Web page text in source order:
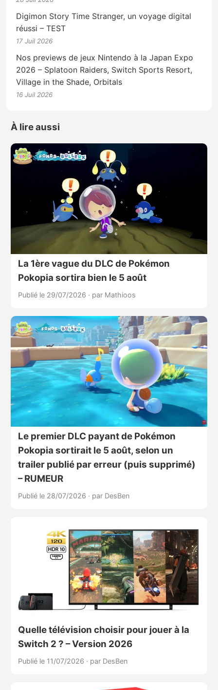
Digimon Story Time Stranger, un voyage digital
réussi – TEST
17 Juil 2026
Nos previews de jeux Nintendo à la Japan Expo
2026 – Splatoon Raiders, Switch Sports Resort,
Village in the Shade, Orbitals
16 Juil 2026
À lire aussi
La 1ère vague du DLC de Pokémon
Pokopia sortira bien le 5 août
Publié le 29/07/2026 · par Mathioos
Le premier DLC payant de Pokémon
Pokopia sortirait le 5 août, selon un
trailer publié par erreur (puis supprimé)
– RUMEUR
Publié le 28/07/2026 · par DesBen
Quelle télévision choisir pour jouer à la
Switch 2 ? – Version 2026
Publié le 11/07/2026 · par DesBen